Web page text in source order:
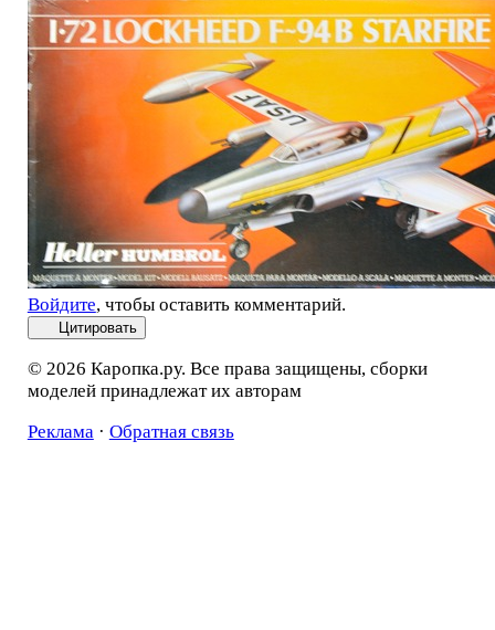
Войдите, чтобы оставить комментарий.
Цитировать
© 2026 Каропка.ру. Все права защищены, сборки
моделей принадлежат их авторам
Реклама· Обратная связь